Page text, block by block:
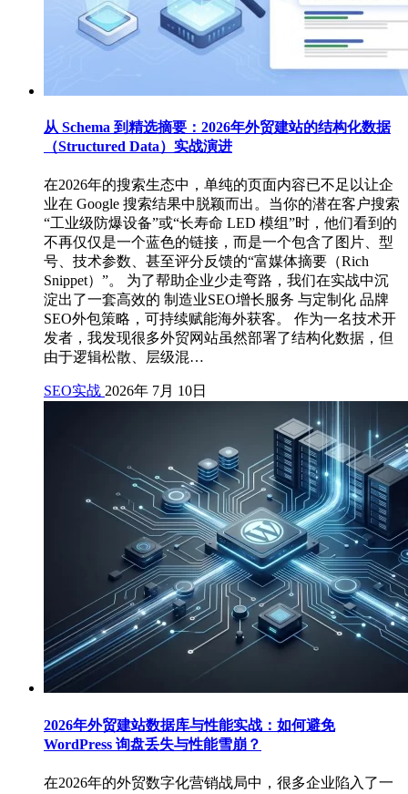
从 Schema 到精选摘要：2026年外贸建站的结构化数据
（Structured Data）实战演进
在2026年的搜索生态中，单纯的页面内容已不足以让企
业在 Google 搜索结果中脱颖而出。当你的潜在客户搜索
“工业级防爆设备”或“长寿命 LED 模组”时，他们看到的
不再仅仅是一个蓝色的链接，而是一个包含了图片、型
号、技术参数、甚至评分反馈的“富媒体摘要（Rich
Snippet）”。 为了帮助企业少走弯路，我们在实战中沉
淀出了一套高效的 制造业SEO增长服务 与定制化 品牌
SEO外包策略，可持续赋能海外获客。 作为一名技术开
发者，我发现很多外贸网站虽然部署了结构化数据，但
由于逻辑松散、层级混…
SEO实战 2026年 7月 10日
2026年外贸建站数据库与性能实战：如何避免
WordPress 询盘丢失与性能雪崩？
在2026年的外贸数字化营销战局中，很多企业陷入了一